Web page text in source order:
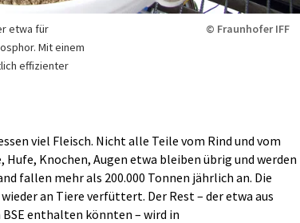
etwa für
Mit einem
effizienter
© Fraunhofer IFF
viel Fleisch. Nicht alle Teile vom Rind und vom
Hufe, Knochen, Augen etwa bleiben übrig und werden
fallen mehr als 200.000 Tonnen jährlich an. Die
an Tiere verfüttert. Der Rest – der etwa aus
enthalten könnten – wird in